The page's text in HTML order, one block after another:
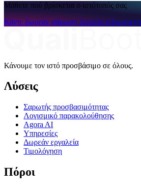
Μάθετε πού βρίσκεται ο ιστότοπός σας
Κάντε δωρεάν σάρωση Δωρεάν σάρωση
Κάνουμε τον ιστό προσβάσιμο σε όλους.
Λύσεις
Σαρωτής προσβασιμότητας
Λογισμικό παρακολούθησης
Agora AI
Υπηρεσίες
Δωρεάν εργαλεία
Τιμολόγηση
Πόροι